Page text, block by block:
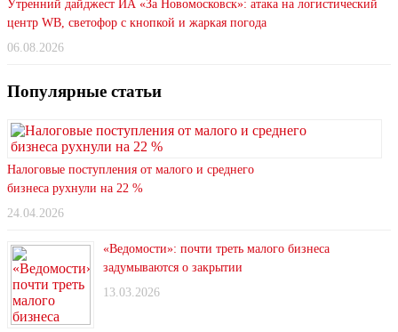
Утренний дайджест ИА «За Новомосковск»: атака на логистический
центр WB, светофор с кнопкой и жаркая погода
06.08.2026
Популярные статьи
Налоговые поступления от малого и среднего
бизнеса рухнули на 22 %
24.04.2026
«Ведомости»: почти треть малого бизнеса
задумываются о закрытии
13.03.2026